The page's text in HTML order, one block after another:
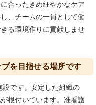
合ったきめ細やかなケア
、チームの一員として働
る環境作りに貢献しませ
を目指せる場所です
です。安定した組織の
根付いています。准看護